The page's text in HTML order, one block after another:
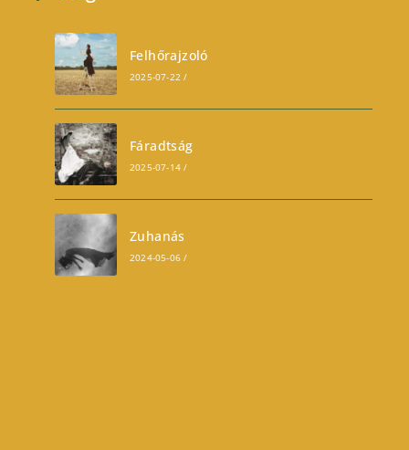
Felhőrajzoló
2025-07-22 /
Fáradtság
2025-07-14 /
Zuhanás
2024-05-06 /